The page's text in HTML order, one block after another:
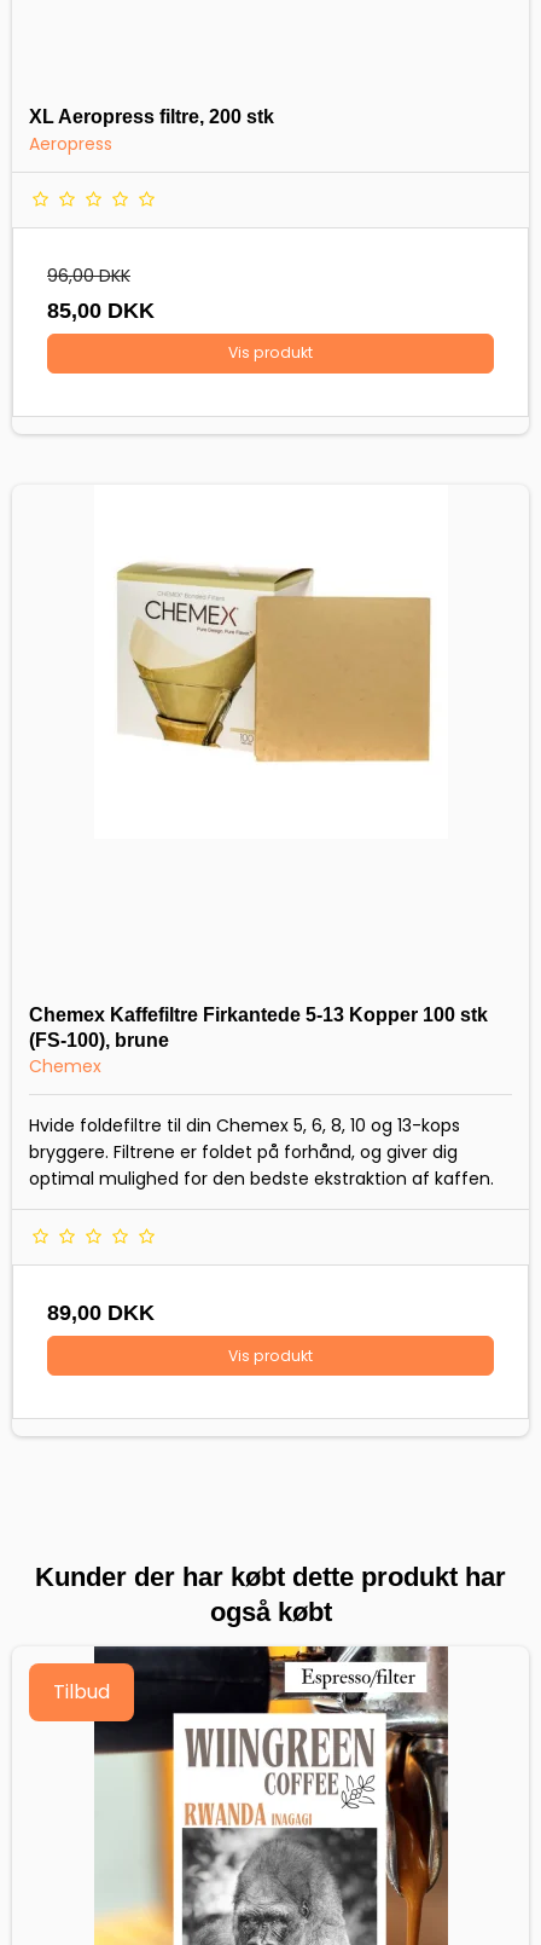
XL Aeropress filtre, 200 stk
Aeropress
96,00 DKK
85,00 DKK
Vis produkt
Chemex Kaffefiltre Firkantede 5-13 Kopper 100 stk
(FS-100), brune
Chemex
Hvide foldefiltre til din Chemex 5, 6, 8, 10 og 13-kops
bryggere. Filtrene er foldet på forhånd, og giver dig
optimal mulighed for den bedste ekstraktion af kaffen.
89,00 DKK
Vis produkt
Kunder der har købt dette produkt har
også købt
Tilbud